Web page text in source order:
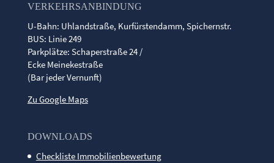
VERKEHRSANBINDUNG
U-Bahn: Uhlandstraße, Kurfürstendamm, Spichernstr.
BUS: Linie 249
Parkplätze: Schaperstraße 24 /
Ecke Meinekestraße
(Bar jeder Vernunft)
Zu Google Maps
DOWNLOADS
Checkliste Immobilienbewertung